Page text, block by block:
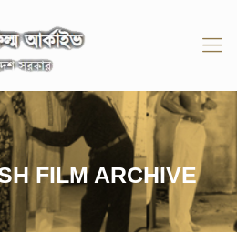
FILM ARCHIVE